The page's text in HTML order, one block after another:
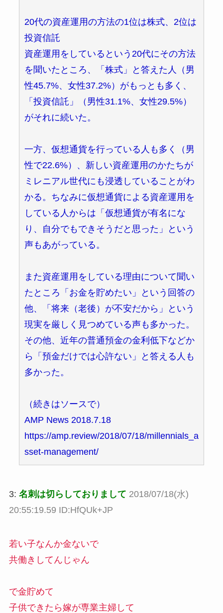
20代の資産運用の方法の1位は株式、2位は
投資信託
資産運用をしているという20代にその方法
を聞いたところ、「株式」と答えた人（男
性45.7%、女性37.2%）がもっとも多く、
「投資信託」（男性31.1%、女性29.5%）
がそれに続いた。
一方、仮想通貨を行っている人も多く（男
性で22.6%）、新しい資産運用のかたちが
ミレニアル世代にも浸透していることがわ
かる。ちなみに仮想通貨による資産運用を
している人からは「仮想通貨が有名にな
り、自分でもできそうだと思った」という
声もあがっている。
また資産運用をしている理由について聞い
たところ「お金を貯めたい」という回答の
他、「将来（老後）が不安だから」という
現実を厳しく見つめている声も多かった。
その他、近年の普通預金の金利低下などか
ら「預金だけでは心許ない」と答える人も
多かった。
（続きはソースで）
AMP News 2018.7.18
https://amp.review/2018/07/18/millennials_a
sset-management/
3: 名刺は切らしておりまして 2018/07/18(水)
20:55:19.59 ID:HfQUk+JP
若い子なんか金ないで
共働きしてんじゃん
で金貯めて
子供できたら嫁が専業主婦して